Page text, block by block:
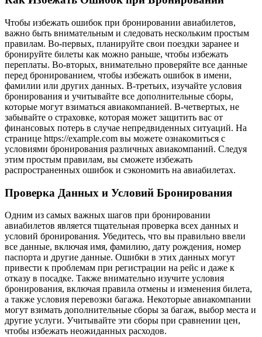
Чтобы избежать ошибок при бронировании авиабилетов,
важно быть внимательным и следовать нескольким простым
правилам. Во-первых, планируйте свои поездки заранее и
бронируйте билеты как можно раньше, чтобы избежать
переплаты. Во-вторых, внимательно проверяйте все данные
перед бронированием, чтобы избежать ошибок в имени,
фамилии или других данных. В-третьих, изучайте условия
бронирования и учитывайте все дополнительные сборы,
которые могут взиматься авиакомпанией. В-четвертых, не
забывайте о страховке, которая может защитить вас от
финансовых потерь в случае непредвиденных ситуаций. На
странице https://example.com вы можете ознакомиться с
условиями бронирования различных авиакомпаний. Следуя
этим простым правилам, вы сможете избежать
распространенных ошибок и сэкономить на авиабилетах.
Проверка Данных и Условий Бронирования
Одним из самых важных шагов при бронировании
авиабилетов является тщательная проверка всех данных и
условий бронирования. Убедитесь, что вы правильно ввели
все данные, включая имя, фамилию, дату рождения, номер
паспорта и другие данные. Ошибки в этих данных могут
привести к проблемам при регистрации на рейс и даже к
отказу в посадке. Также внимательно изучите условия
бронирования, включая правила отмены и изменения билета,
а также условия перевозки багажа. Некоторые авиакомпании
могут взимать дополнительные сборы за багаж, выбор места и
другие услуги. Учитывайте эти сборы при сравнении цен,
чтобы избежать неожиданных расходов.